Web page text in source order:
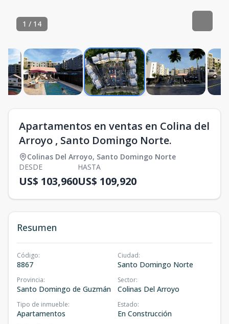
1 / 14
Apartamentos en ventas en Colina del
Arroyo , Santo Domingo Norte.
Colinas Del Arroyo, Santo Domingo Norte
DESDE
US$ 103,960
HASTA
US$ 109,920
Resumen
Código:
8867
Ciudad:
Santo Domingo Norte
Provincia:
Santo Domingo de Guzmán
Sector:
Colinas Del Arroyo
Tipo de inmueble:
Apartamentos
Estado:
En Construcción